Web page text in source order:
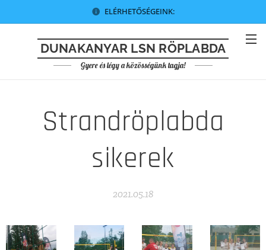
ELÉRHETŐSÉGEINK:
DUNAKANYAR LSN RÖPLABDA
Gyere és légy a közösségünk tagja!
Strandröplabda
sikerek
2021.05.18